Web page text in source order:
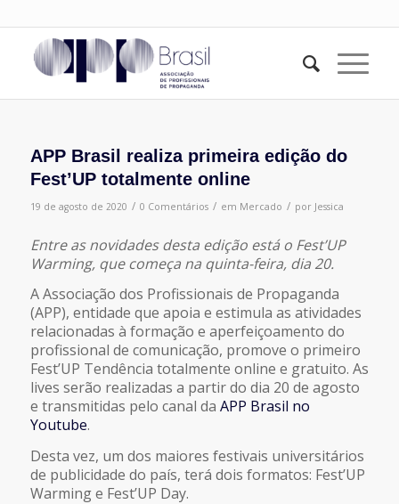
APP Brasil realiza primeira edição do
Fest’UP totalmente online
19 de agosto de 2020 / 0 Comentários / em Mercado / por Jessica
Entre as novidades desta edição está o Fest’UP
Warming, que começa na quinta-feira, dia 20.
A Associação dos Profissionais de Propaganda
(APP), entidade que apoia e estimula as atividades
relacionadas à formação e aperfeiçoamento do
profissional de comunicação, promove o primeiro
Fest’UP Tendência totalmente online e gratuito. As
lives serão realizadas a partir do dia 20 de agosto
e transmitidas pelo canal da APP Brasil no
Youtube.
Desta vez, um dos maiores festivais universitários
de publicidade do país, terá dois formatos: Fest’UP
Warming e Fest’UP Day.